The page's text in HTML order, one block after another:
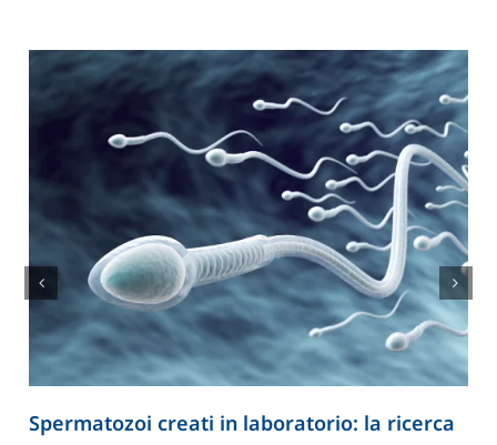
Spermatozoi creati in laboratorio: la ricerca